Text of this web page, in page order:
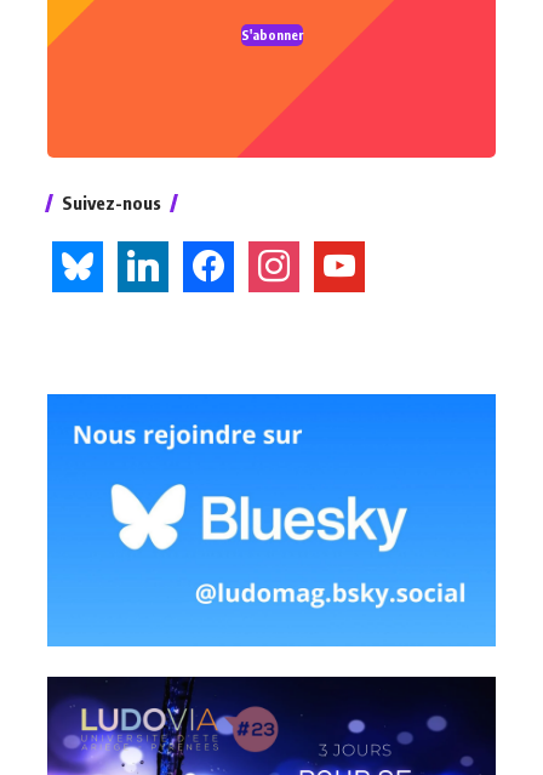
S'abonner
Suivez-nous
bluesky linkedin facebook instagramyoutube